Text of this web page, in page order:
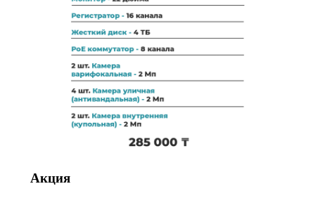
Акция